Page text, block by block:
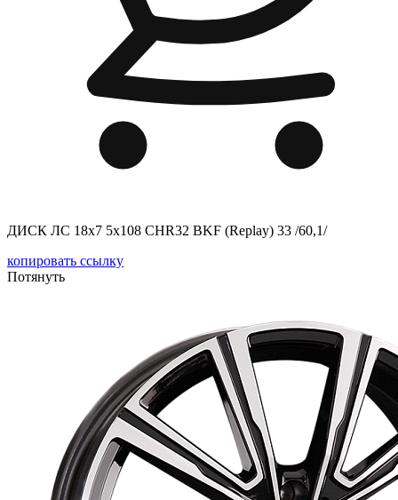
ДИСК ЛС 18x7 5x108 CHR32 BKF (Replay) 33 /60,1/
копировать ссылку
Потянуть